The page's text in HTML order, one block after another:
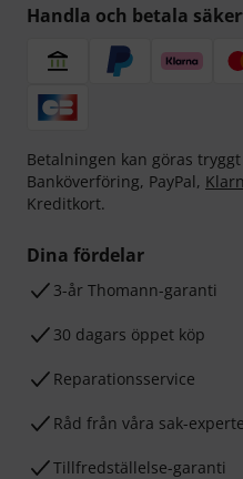
Handla och betala
Betalningen kan göras
Banköverföring, PayPal,
Kreditkort.
Dina fördelar
3-år Thomann-garanti
30 dagars öppet köp
Reparationsservice
Råd från våra sak-
Tillfredställelse-garanti